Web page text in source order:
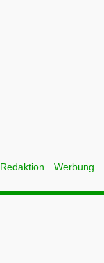
Redaktion Werbung